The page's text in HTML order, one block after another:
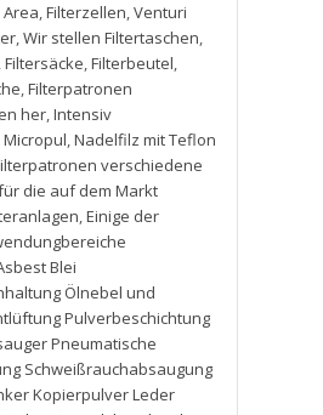
Area,Filterzellen,Venturi
,Wir stellen Filtertaschen,
,Filtersäcke,Filterbeutel,
,Filterpatronen
her,Intensiv
Micropul,Nadelfilz mit Teflon
verschiedene
die auf dem Markt
,Einige der
Blei
Ölnebel und
Pulverbeschichtung
Pneumatische
Schweißrauchabsaugung
Kopierpulver Leder